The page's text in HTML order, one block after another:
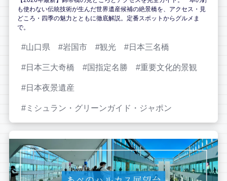
も使わない伝統技術が生んだ世界遺産候補の絶景橋を、アクセス・見
どころ・四季の魅力とともに徹底解説。定番スポットからグルメま
で。
山口県 岩国市 観光 日本三名橋
日本三大奇橋 国指定名勝 重要文化的景観
日本夜景遺産
ミシュラン・グリーンガイド・ジャポン